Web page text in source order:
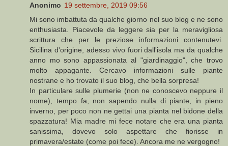
Anonimo 19 settembre, 2019 09:56
Mi sono imbattuta da qualche giorno nel suo blog e ne sono
enthusiasta. Piacevole da leggere sia per la meravigliosa
scrittura che per le preziose informazioni contenutevi.
Sicilina d'origine, adesso vivo fuori dall'isola ma da qualche
anno mo sono appassionata al "giardinaggio", che trovo
molto appagante. Cercavo informazioni sulle piante
nostrane e ho trovato il suo blog, che bella sorpresa!
In particulare sulle plumerie (non ne conoscevo neppure il
nome), tempo fa, non sapendo nulla di piante, in pieno
inverno, per poco non ne gettai una pianta nel bidone della
spazzatura! Mia madre mi fece notare che era una pianta
sanissima, dovevo solo aspettare che fiorisse in
primavera/estate (come poi fece). Ancora me ne vergogno!